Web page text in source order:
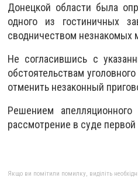
Донецкой области была
одного из гостиничных
сводничеством
Не согласившись с
обстоятельствам
отменить незаконный
Решением
рассмотрение в суде первой
Якщо ви помітили помилку, виділіть